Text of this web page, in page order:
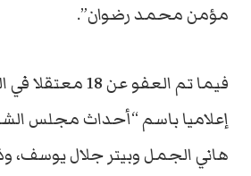
مؤمن محمد رضوان”.
فيما تم العفو عن
إعلاميا باسم “أحداث مجلس